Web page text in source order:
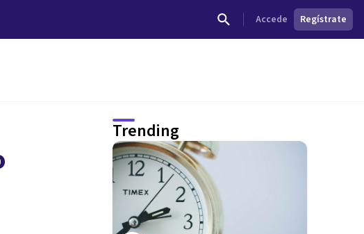
Accede Regístrate
Trending